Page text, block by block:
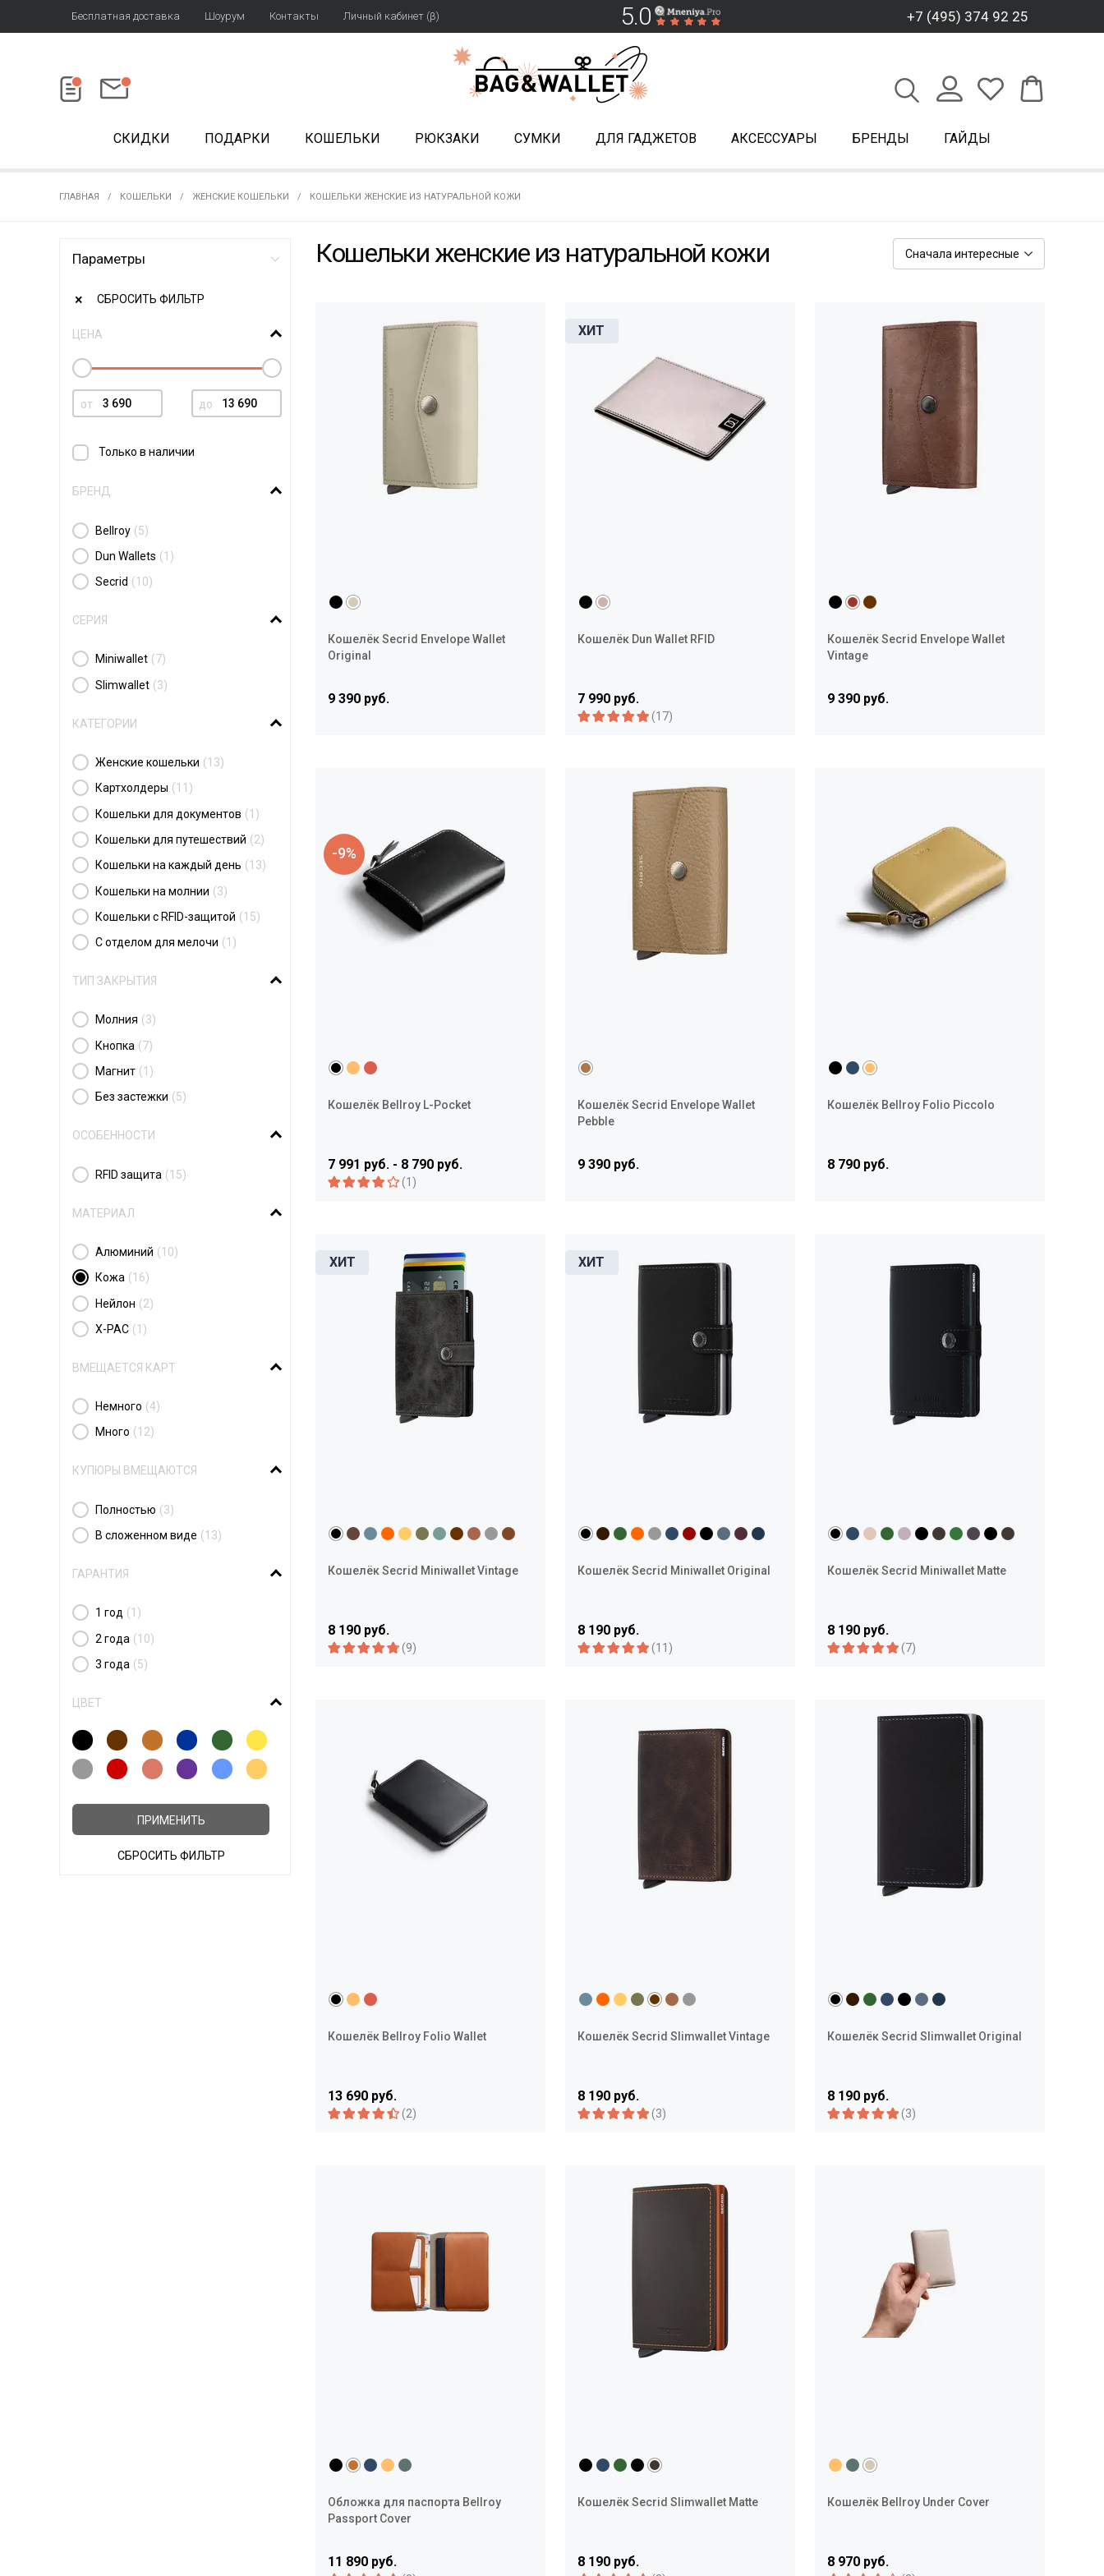
Бесплатная доставка Шоурум Контакты Личный кабинет (β) 5.0 +7 (495) 374 92 25
СКИДКИ ПОДАРКИ КОШЕЛЬКИ РЮКЗАКИ СУМКИ ДЛЯ ГАДЖЕТОВ АКСЕССУАРЫ БРЕНДЫ ГАЙДЫ
ГЛАВНАЯ КОШЕЛЬКИ ЖЕНСКИЕ КОШЕЛЬКИ КОШЕЛЬКИ ЖЕНСКИЕ ИЗ НАТУРАЛЬНОЙ КОЖИ
Кошельки женские из натуральной кожи Сначала интересные
Кошелёк Secrid Envelope Wallet
Original
9 390 руб.
Кошелёк Dun Wallet RFID
7 990 руб.
(17)
Кошелёк Secrid Envelope Wallet
Vintage
9 390 руб.
-9%
Кошелёк Bellroy L-Pocket
7 991 руб. - 8 790 руб.
(1)
Кошелёк Secrid Envelope Wallet
Pebble
9 390 руб.
Кошелёк Bellroy Folio Piccolo
8 790 руб.
Кошелёк Secrid Miniwallet Vintage
8 190 руб.
(9)
Кошелёк Secrid Miniwallet Original
8 190 руб.
(11)
Кошелёк Secrid Miniwallet Matte
8 190 руб.
(7)
Кошелёк Bellroy Folio Wallet
13 690 руб.
(2)
Кошелёк Secrid Slimwallet Vintage
8 190 руб.
(3)
Кошелёк Secrid Slimwallet Original
8 190 руб.
(3)
Обложка для паспорта Bellroy
Passport Cover
11 890 руб.
Кошелёк Secrid Slimwallet Matte
8 190 руб.
Кошелёк Bellroy Under Cover
8 970 руб.
Параметры
СБРОСИТЬ ФИЛЬТР
ЦЕНА
от до
Только в наличии
БРЕНД
Bellroy (5)
Dun Wallets (1)
Secrid (10)
СЕРИЯ
Miniwallet (7)
Slimwallet (3)
КАТЕГОРИИ
Женские кошельки (13)
Картхолдеры (11)
Кошельки для документов (1)
Кошельки для путешествий (2)
Кошельки на каждый день (13)
Кошельки на молнии (3)
Кошельки с RFID-защитой (15)
С отделом для мелочи (1)
ТИП ЗАКРЫТИЯ
Молния (3)
Кнопка (7)
Магнит (1)
Без застежки (5)
ОСОБЕННОСТИ
RFID защита (15)
МАТЕРИАЛ
Алюминий (10)
Кожа (16)
Нейлон (2)
X-PAC (1)
ВМЕЩАЕТСЯ КАРТ
Немного (4)
Много (12)
КУПЮРЫ ВМЕЩАЮТСЯ
Полностью (3)
В сложенном виде (13)
ГАРАНТИЯ
1 год (1)
2 года (10)
3 года (5)
ЦВЕТ
ПРИМЕНИТЬ
СБРОСИТЬ ФИЛЬТР